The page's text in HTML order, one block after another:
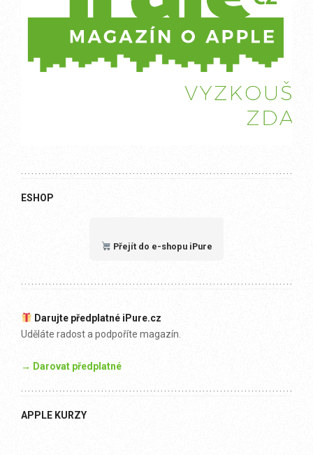
ESHOP
Přejít do e-shopu iPure
Darujte předplatné iPure.cz
Uděláte radost a podpoříte magazín.
→ Darovat předplatné
APPLE KURZY